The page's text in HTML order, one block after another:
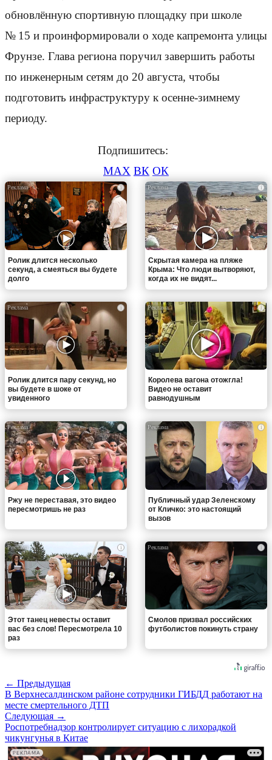
обновлённую спортивную площадку при школе
№ 15 и проинформировали о ходе капремонта улицы
Фрунзе. Глава региона поручил завершить работы
по инженерным сетям до 20 августа, чтобы
подготовить инфраструктуру к осенне-зимнему
периоду.
Подпишитесь:
MAX ВК ОК
i
Ролик длится несколько
секунд, а смеяться вы будете
долго
i
Скрытая камера на пляже
Крыма: Что люди вытворяют,
когда их не видят...
i
Ролик длится пару секунд, но
вы будете в шоке от
увиденного
i
Королева вагона отожгла!
Видео не оставит
равнодушным
i
Ржу не переставая, это видео
пересмотришь не раз
i
Публичный удар Зеленскому
от Кличко: это настоящий
вызов
i
Этот танец невесты оставит
вас без слов! Пересмотрела 10
раз
i
Смолов призвал российских
футболистов покинуть страну
← Предыдущая
В Верхнесалдинском районе сотрудники ГИБДД работают на
месте смертельного ДТП
Следующая →
Роспотребнадзор контролирует ситуацию с лихорадкой
чикунгунья в Китае
РЕКЛАМА